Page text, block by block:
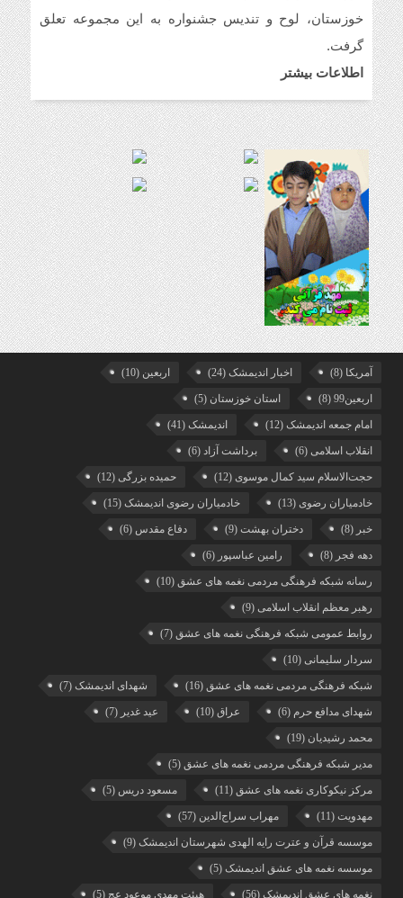
خوزستان، لوح و تندیس جشنواره به این مجموعه تعلق
گرفت.
اطلاعات بیشتر
آمریکا (8) اخبار اندیمشک (24) اربعین (10)
اربعین99 (8) استان خوزستان (5)
امام جمعه اندیمشک (12) اندیمشک (41)
انقلاب اسلامی (6) برداشت آزاد (6)
حجت‌الاسلام سید کمال موسوی (12) حمیده بزرگی (12)
خادمیاران رضوی (13) خادمیاران رضوی اندیمشک (15)
خبر (8) دختران بهشت (9) دفاع مقدس (6)
دهه فجر (8) رامین عباسپور (6)
رسانه شبکه فرهنگی مردمی نغمه های عشق (10)
رهبر معظم انقلاب اسلامی (9)
روابط عمومی شبکه فرهنگی نغمه های عشق (7)
سردار سلیمانی (10)
شبکه فرهنگی مردمی نغمه های عشق (16) شهدای اندیمشک (7)
شهدای مدافع حرم (6) عراق (10) عید غدیر (7)
محمد رشیدیان (19)
مدیر شبکه فرهنگی مردمی نغمه های عشق (5)
مرکز نیکوکاری نغمه های عشق (11) مسعود دریس (5)
مهدویت (11) مهراب سراج‌الدین (57)
موسسه قرآن و عترت رایه الهدی شهرستان اندیمشک (9)
موسسه نغمه های عشق اندیمشک (5)
نغمه های عشق اندیمشک (56) هیئت مهدی موعود عج (5)